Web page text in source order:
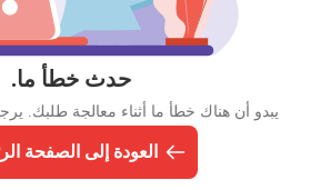
حدث خطأ ما.
يبدو أن هناك خطأ ما أثناء معالجة طلبك.
العودة إلى الصفحة